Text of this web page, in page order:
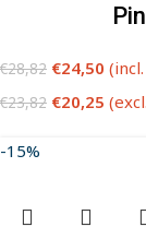
€28,82 €24,50
€23,82 €20,25
-15%